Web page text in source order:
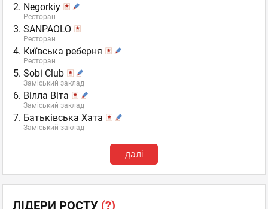
Negorkiy
Ресторан
SANPAOLO
Ресторан
Київська реберня
Ресторан
Sobi Club
Заміський заклад
Вілла Віта
Заміський заклад
Батьківська Хата
Заміський заклад
далі
ЛІДЕРИ РОСТУ (?)